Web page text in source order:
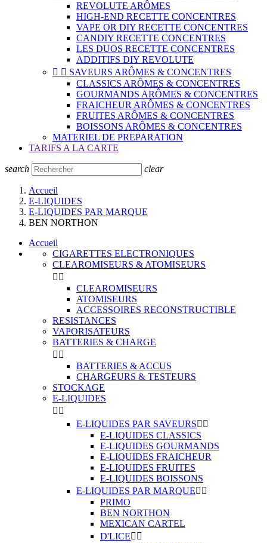
REVOLUTE ARÔMES
HIGH-END RECETTE CONCENTRES
VAPE OR DIY RECETTE CONCENTRES
CANDIY RECETTE CONCENTRES
LES DUOS RECETTE CONCENTRES
ADDITIFS DIY REVOLUTE
  SAVEURS ARÔMES & CONCENTRES
CLASSICS ARÔMES & CONCENTRES
GOURMANDS ARÔMES & CONCENTRES
FRAICHEUR ARÔMES & CONCENTRES
FRUITES ARÔMES & CONCENTRES
BOISSONS ARÔMES & CONCENTRES
MATERIEL DE PREPARATION
TARIFS A LA CARTE
search clear
Accueil
E-LIQUIDES
E-LIQUIDES PAR MARQUE
BEN NORTHON
Accueil
CIGARETTES ELECTRONIQUES
CLEAROMISEURS & ATOMISEURS
 
CLEAROMISEURS
ATOMISEURS
ACCESSOIRES RECONSTRUCTIBLE
RESISTANCES
VAPORISATEURS
BATTERIES & CHARGE
 
BATTERIES & ACCUS
CHARGEURS & TESTEURS
STOCKAGE
E-LIQUIDES
 
E-LIQUIDES PAR SAVEURS 
E-LIQUIDES CLASSICS
E-LIQUIDES GOURMANDS
E-LIQUIDES FRAICHEUR
E-LIQUIDES FRUITES
E-LIQUIDES BOISSONS
E-LIQUIDES PAR MARQUE 
PRIMO
BEN NORTHON
MEXICAN CARTEL
D'LICE 